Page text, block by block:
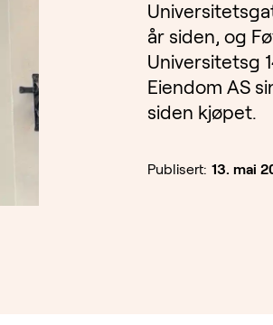
år siden, og
Universitetsg
Eiendom AS
siden kjøpet.
Publisert: 13. mai